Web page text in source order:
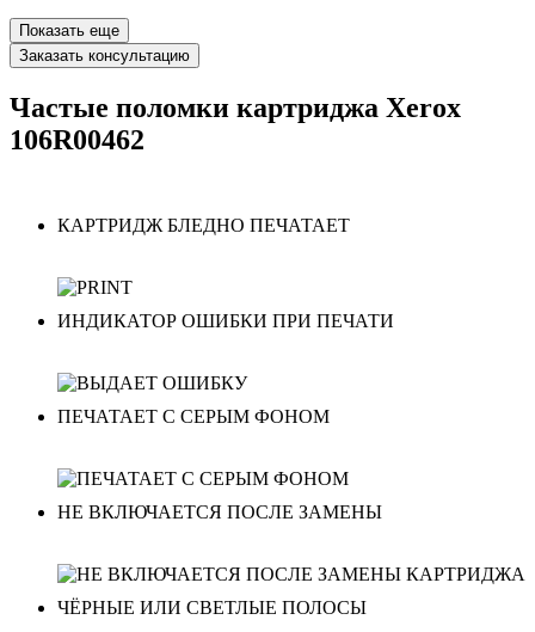
Показать еще
Заказать консультацию
Частые поломки картриджа Xerox
106R00462
КАРТРИДЖ БЛЕДНО ПЕЧАТАЕТ
ИНДИКАТОР ОШИБКИ ПРИ ПЕЧАТИ
ПЕЧАТАЕТ С СЕРЫМ ФОНОМ
НЕ ВКЛЮЧАЕТСЯ ПОСЛЕ ЗАМЕНЫ
ЧЁРНЫЕ ИЛИ СВЕТЛЫЕ ПОЛОСЫ